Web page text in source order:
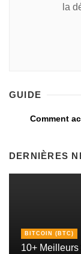
la
GUIDE
Comment
DERNIÈRES
BITCOIN (BTC)
10+